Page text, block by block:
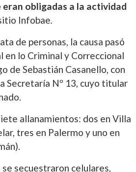
eran obligadas a la actividad
Infobae.
de personas, la causa pasó
en lo Criminal y Correccional
de Sebastián Casanello, con
Secretaría Nº 13, cuyo titular
allanamientos: dos en Villa
tres en Palermo y uno en
secuestraron celulares,